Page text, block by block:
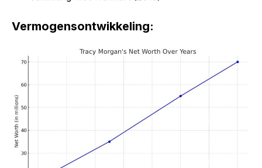
Vermogensontwikkeling: